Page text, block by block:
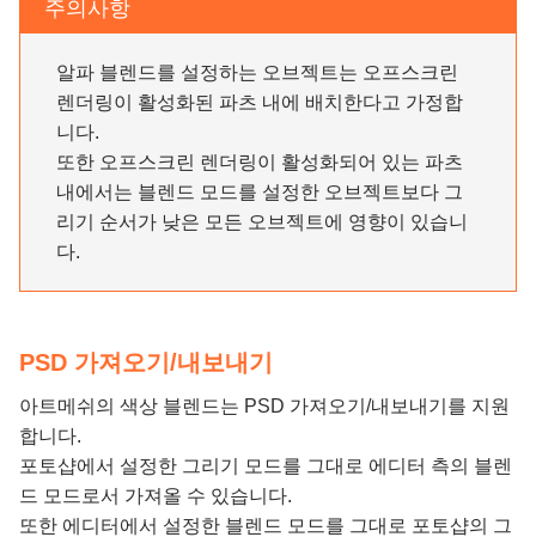
주의사항
알파 블렌드를 설정하는 오브젝트는 오프스크린
렌더링이 활성화된 파츠 내에 배치한다고 가정합
니다.
또한 오프스크린 렌더링이 활성화되어 있는 파츠
내에서는 블렌드 모드를 설정한 오브젝트보다 그
리기 순서가 낮은 모든 오브젝트에 영향이 있습니
다.
PSD 가져오기/내보내기
아트메쉬의 색상 블렌드는 PSD 가져오기/내보내기를 지원
합니다.
포토샵에서 설정한 그리기 모드를 그대로 에디터 측의 블렌
드 모드로서 가져올 수 있습니다.
또한 에디터에서 설정한 블렌드 모드를 그대로 포토샵의 그